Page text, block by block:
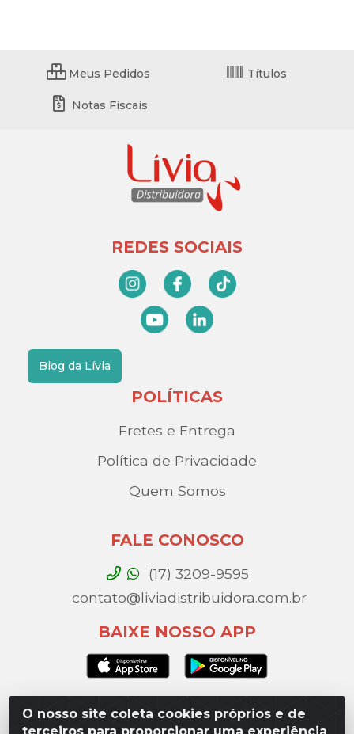
O nosso site coleta cookies próprios e de
Meus Pedidos Títulos
Notas Fiscais
REDES SOCIAIS
Blog da Lívia
POLÍTICAS
Fretes e Entrega
Política de Privacidade
Quem Somos
FALE CONOSCO
(17) 3209-9595
contato@liviadistribuidora.com.br
BAIXE NOSSO APP
Lívia Distribuidora - Av. Percy Gandini, 329 – Vila